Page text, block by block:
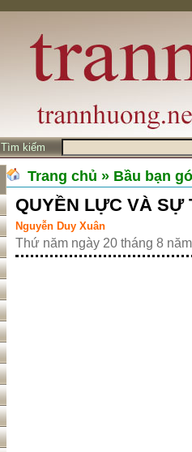
Tìm kiếm
Trang chủ » Bầu bạn
QUYỀN LỰC VÀ SỰ
Nguyễn Duy Xuân
Thứ năm ngày 20 tháng 8